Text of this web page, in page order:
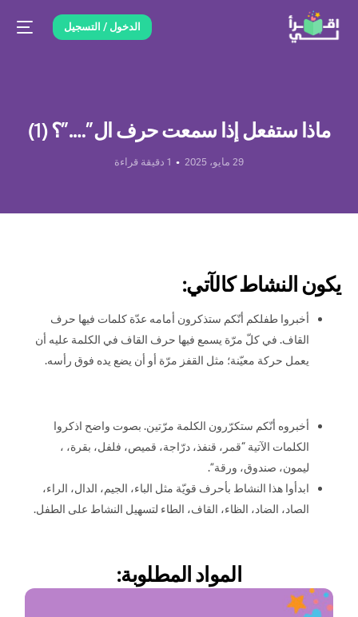
الدخول / التسجيل
ماذا ستفعل إذا سمعت حرف ال”….”؟ (1)
29 مايو، 2025 1 دقيقة قراءة
يكون النشاط كالآتي:
أخبروا طفلكم أنّكم ستذكرون أمامه عدّة كلمات فيها حرف
القاف. في كلّ مرّة يسمع فيها حرف القاف في الكلمة عليه أن
يعمل حركة معيّنة؛ مثل القفز مرّة أو أن يضع يده فوق رأسه.
أخبروه أنّكم ستكرّرون الكلمة مرّتين. بصوت واضح اذكروا
الكلمات الآتية “قمر، قنفذ، درّاجة، قميص، فلفل، بقرة، ،
ليمون، صندوق، ورقة”.
ابدأوا هذا النشاط بأحرف قويّة مثل الباء، الجيم، الدال، الراء،
الصاد، الضاد، الظاء، القاف، الطاء لتسهيل النشاط على الطفل.
المواد المطلوبة: